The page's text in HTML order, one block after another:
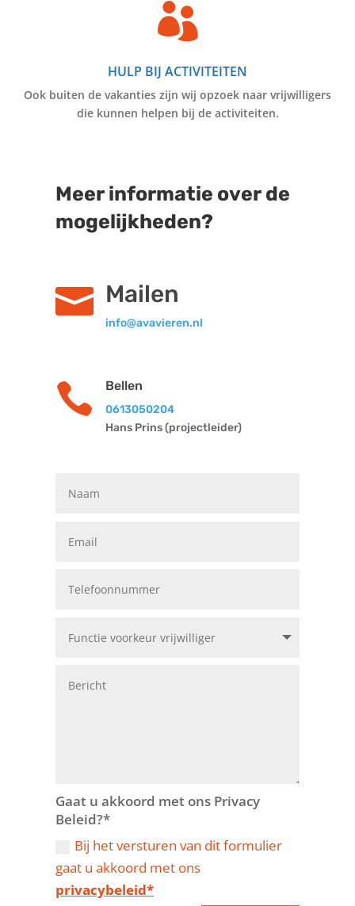

HULP BIJ ACTIVITEITEN
Ook buiten de vakanties zijn wij opzoek naar vrijwilligers
die kunnen helpen bij de activiteiten.
Meer informatie over de
mogelijkheden?
 Mailen
info@avavieren.nl
 Bellen
0613050204
Hans Prins (projectleider)
Gaat u akkoord met ons Privacy
Beleid?*
Bij het versturen van dit formulier
gaat u akkoord met ons
privacybeleid*